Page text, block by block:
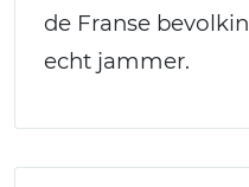
de Franse
echt jammer.